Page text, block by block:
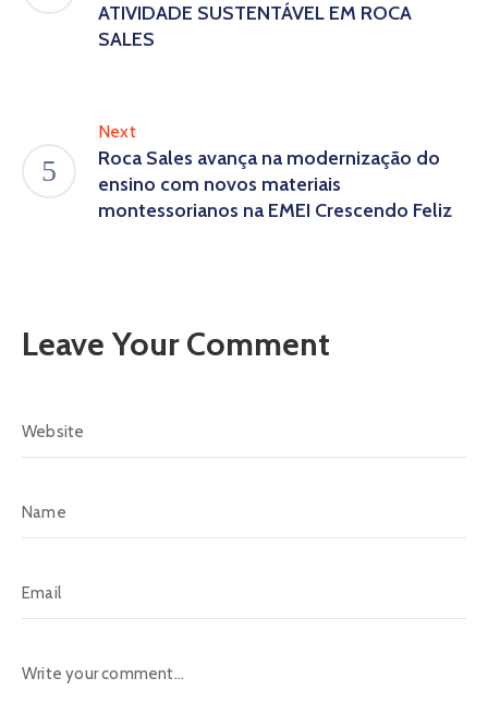
ATIVIDADE SUSTENTÁVEL EM ROCA
SALES
Next
Roca Sales avança na modernização do
ensino com novos materiais
montessorianos na EMEI Crescendo Feliz
Leave Your Comment